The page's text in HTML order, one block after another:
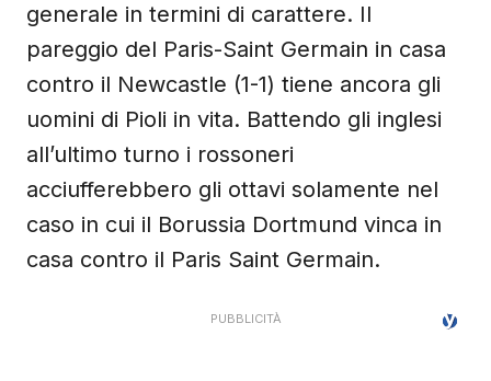
generale in termini di carattere. Il
pareggio del Paris-Saint Germain in casa
contro il Newcastle (1-1) tiene ancora gli
uomini di Pioli in vita. Battendo gli inglesi
all’ultimo turno i rossoneri
acciufferebbero gli ottavi solamente nel
caso in cui il Borussia Dortmund vinca in
casa contro il Paris Saint Germain.